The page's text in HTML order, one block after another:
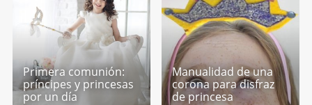
Primera comunión:
príncipes y princesas
por un día
Manualidad de una
corona para disfraz
de princesa